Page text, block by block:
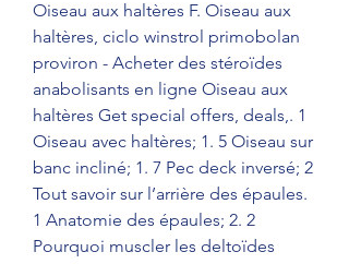
Oiseau aux haltères F. Oiseau aux
haltères, ciclo winstrol primobolan
proviron - Acheter des stéroïdes
anabolisants en ligne Oiseau aux
haltères Get special offers, deals,. 1
Oiseau avec haltères; 1. 5 Oiseau sur
banc incliné; 1. 7 Pec deck inversé; 2
Tout savoir sur l’arrière des épaules.
1 Anatomie des épaules; 2. 2
Pourquoi muscler les deltoïdes